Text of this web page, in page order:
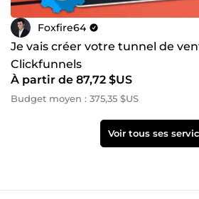
Foxfire64
Je vais créer votre tunnel de
Clickfunnels
À partir de 87,72 $US
Budget moyen : 375,35 $US
Voir tous ses